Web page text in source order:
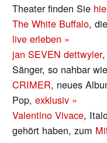
Theater finden Sie
The White Buffalo,
live erleben »
jan SEVEN dettwyler
Sänger, so nahbar wie
CRIMER, neues
Pop,exklusiv »
Valentino Vivace,
gehört haben, zum